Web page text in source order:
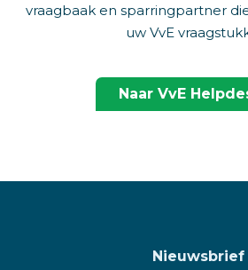
vraagbaak en sparringpartner
uw VvE
Naar VvE
Nieuwsbrief